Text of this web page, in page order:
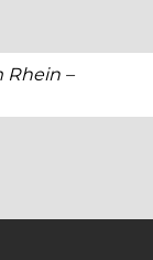
Rhein –